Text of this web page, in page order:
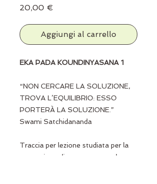
20,00 €
Aggiungi al carrello
EKA PADA KOUNDINYASANA 1
“NON CERCARE LA SOLUZIONE,
TROVA L’EQUILIBRIO: ESSO
PORTERÀ LA SOLUZIONE.”
Swami Satchidananda
Traccia per lezione studiata per la
costruzione di questo asana che